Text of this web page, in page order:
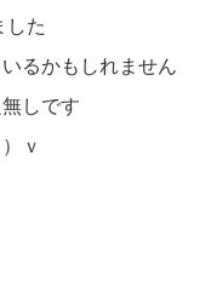
した
るかもしれません
しです
ｖ